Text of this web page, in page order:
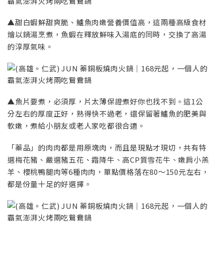
▲甜白蝦鮮甜爽脆、鱸魚肉嫩營養價值高，這兩種高級食材
燴以鍋湯烹煮，魚蝦在釋放鮮味入湯底的同時，交換了高湯
的淳厚氣味。
▲魚片要煮，必須厚，片太薄保證煮好你也找不到。這1公
分左右的厚度正好，熟得快不過老，還保留著鱸魚的肥美與
軟嫩，煮給小朋友或老人家吃都很合適。
「蓁品」的肉肉都是用原塊肉，而且是現點才現切，共有特
選梅花豬、嚴選豬五花、霜降牛、高CP質雪花牛、嫩肩小羔
羊、櫻桃鴨腿肉等6種肉肉，單點價格落在80～150元左右，
都是份量十足的好選擇。